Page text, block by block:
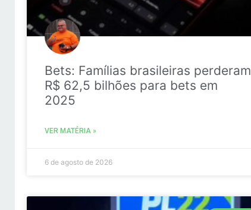
Bets: Famílias brasileiras perderam
R$ 62,5 bilhões para bets em
2025
VER MATÉRIA »
6 de agosto de 2026